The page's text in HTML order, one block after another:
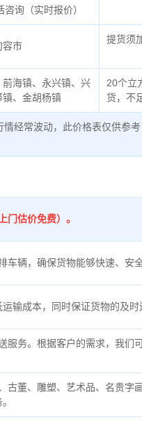
咨询（实时报价）
容市
提货须
海镇、永兴镇、兴
、金胡杨镇
20个立
货，不
经常波动，此价格表仅供参
门估价免费）。
辆，确保货物能够快速、安
输成本，同时保证货物的及时
务。根据客户的需求，我们
古董、雕塑、艺术品、名贵字